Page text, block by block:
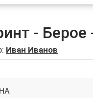
- Берое
Иван Иванов